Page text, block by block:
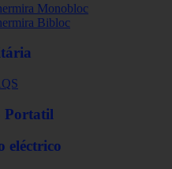
Monobloc
Bibloc
Portatil
eléctrico